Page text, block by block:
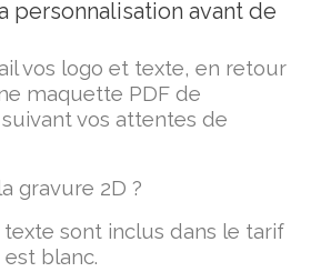
personnalisation avant de
vos logo et texte, en retour
maquette PDF de
vos attentes de
gravure 2D ?
texte sont inclus dans le tarif
blanc.